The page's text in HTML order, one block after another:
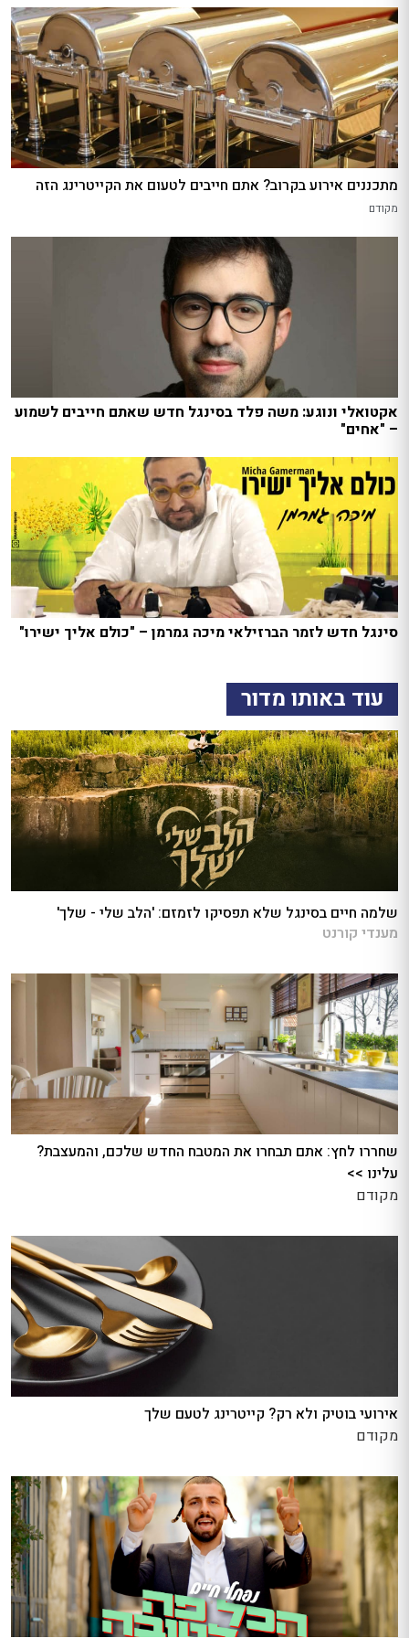
מתכננים אירוע בקרוב? אתם חייבים לטעום את הקייטרינג הזה
מקודם
אקטואלי ונוגע: משה פלד בסינגל חדש שאתם חייבים לשמוע
– "אחים"
סינגל חדש לזמר הברזילאי מיכה גמרמן – "כולם אליך ישירו"
עוד באותו מדור
שלמה חיים בסינגל שלא תפסיקו לזמזם: 'הלב שלי - שלך'
מענדי קורנט
שחררו לחץ: אתם תבחרו את המטבח החדש שלכם, והמעצבת?
עלינו >>
מקודם
אירועי בוטיק ולא רק? קייטרינג לטעם שלך
מקודם